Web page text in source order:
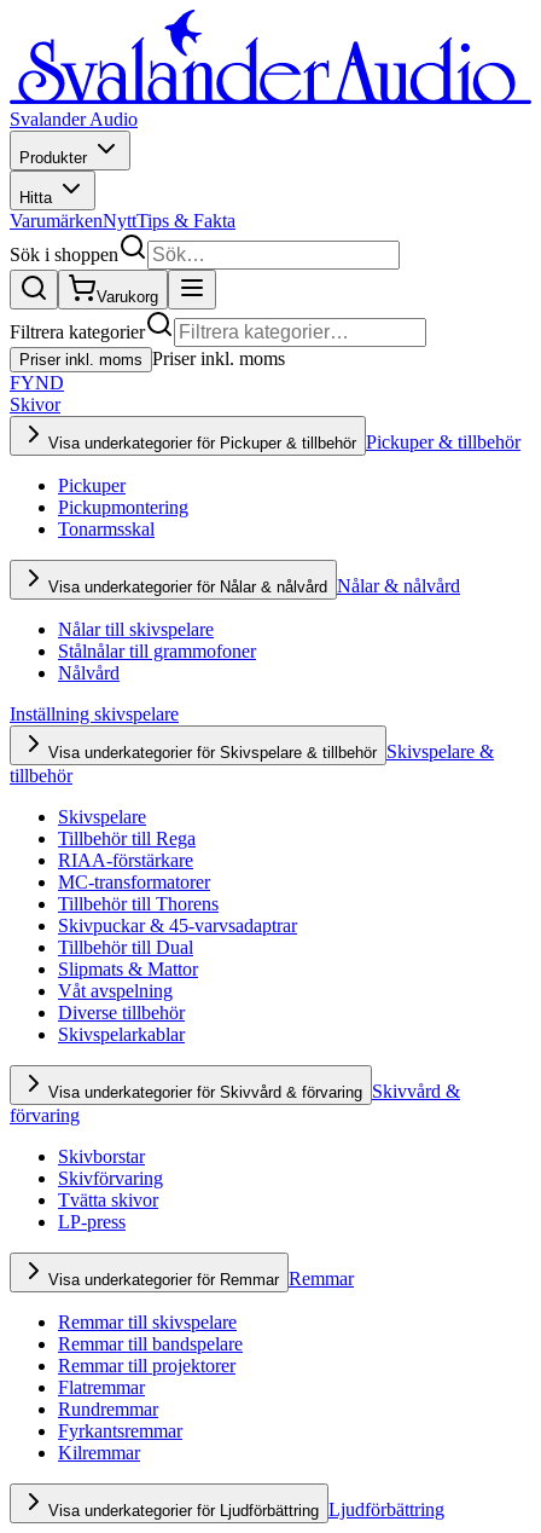
Svalander Audio
Produkter
Hitta
VarumärkenNyttTips & Fakta
Sök i shoppen
Varukorg
Filtrera kategorier
Priser inkl. moms Priser inkl. moms
FYND
Skivor
Visa underkategorier för Pickuper & tillbehör Pickuper & tillbehör
Pickuper
Pickupmontering
Tonarmsskal
Visa underkategorier för Nålar & nålvård Nålar & nålvård
Nålar till skivspelare
Stålnålar till grammofoner
Nålvård
Inställning skivspelare
Visa underkategorier för Skivspelare & tillbehör Skivspelare &
tillbehör
Skivspelare
Tillbehör till Rega
RIAA-förstärkare
MC-transformatorer
Tillbehör till Thorens
Skivpuckar & 45-varvsadaptrar
Tillbehör till Dual
Slipmats & Mattor
Våt avspelning
Diverse tillbehör
Skivspelarkablar
Visa underkategorier för Skivvård & förvaring Skivvård &
förvaring
Skivborstar
Skivförvaring
Tvätta skivor
LP-press
Visa underkategorier för Remmar Remmar
Remmar till skivspelare
Remmar till bandspelare
Remmar till projektorer
Flatremmar
Rundremmar
Fyrkantsremmar
Kilremmar
Visa underkategorier för Ljudförbättring Ljudförbättring